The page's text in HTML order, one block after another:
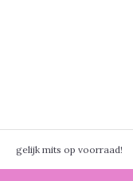
mits op voorraad!